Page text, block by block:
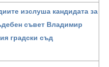
изслуша кандидата за
съвет Владимир
градски съд